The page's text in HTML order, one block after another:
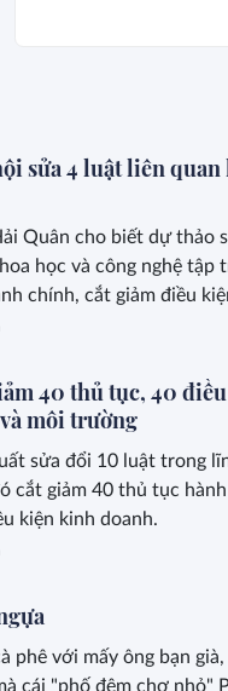
sửa 4 luật liên
Quân cho biết dự thảo
học và công nghệ tập
chính, cắt giảm điều
40 thủ tục, 40
môi trường
sửa đổi 10 luật trong
cắt giảm 40 thủ tục
kiện kinh doanh.
phê với mấy ông bạn
cái "phố đêm chợ nhỏ"